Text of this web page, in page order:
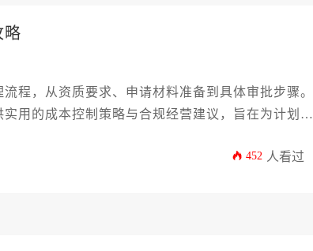
略
程，从资质要求、申请材料准备到具体审批步骤。
用的成本控制策略与合规经营建议，旨在为计划进
452 人看过